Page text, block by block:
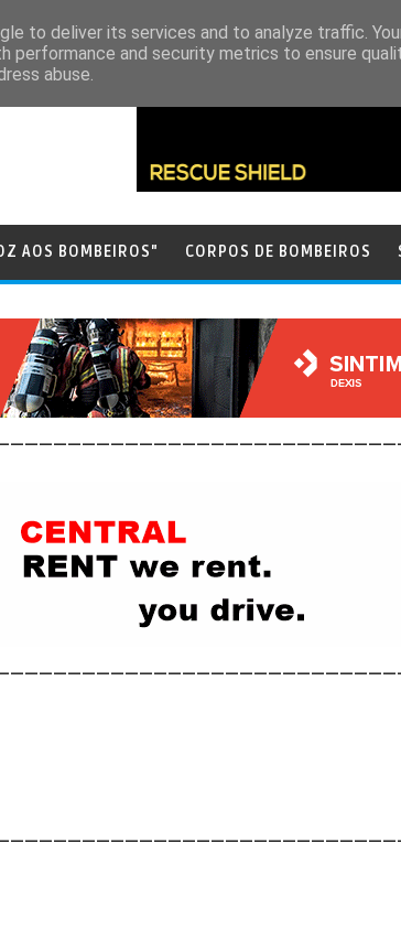
AOS BOMBEIROS" CORPOS DE BOMBEIROS
to deliver its services and to analyze traffic.
performance and security metrics to ensure
abuse.